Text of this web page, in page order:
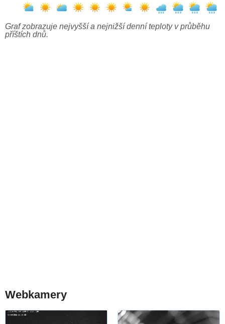
Graf zobrazuje nejvyšší a nejnižší denní teploty v průběhu
příštích dnů.
Webkamery